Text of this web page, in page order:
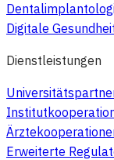
Digitale
Dienstleistungen
Erweiterte